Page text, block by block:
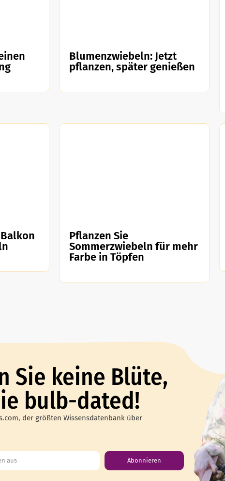
Blumenzwiebeln: Jetzt
pflanzen, später genießen
Pflanzen Sie
Sommerzwiebeln für mehr
Farbe in Töpfen
Sie keine Blüte,
bulb-dated!
der größten Wissensdatenbank über
Abonnieren